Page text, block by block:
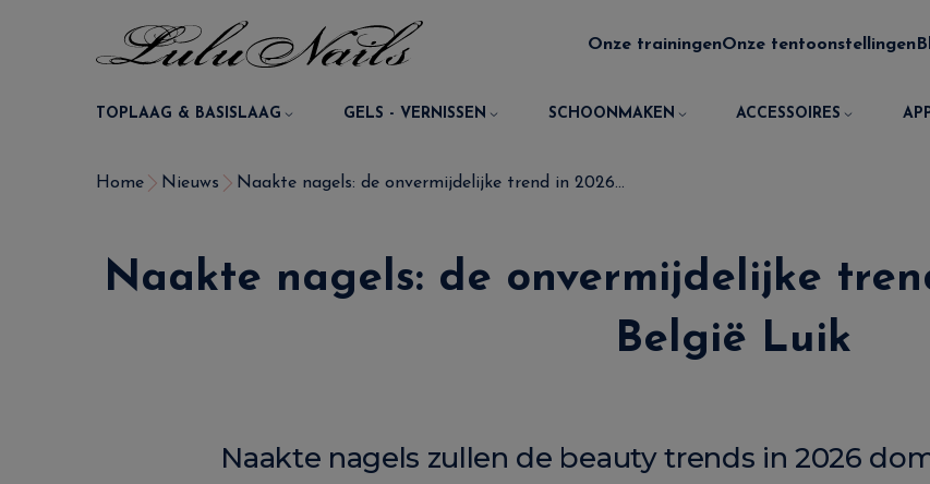
Onze trainingenOnze tentoonstellingen
TOPLAAG & BASISLAAG GELS - VERNISSEN SCHOONMAKEN ACCESSOIRES
Home Nieuws Naakte nagels: de onvermijdelijke trend in 2026...
Naakte nagels: de onvermijdelijke
België Luik
Naakte nagels zullen de beauty trends in 2026